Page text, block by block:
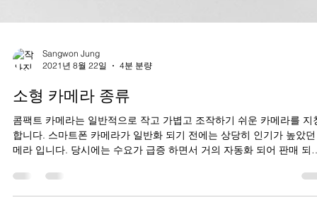
Sangwon Jung
2021년 8월 22일
4분 분량
소형 카메라 종류
콤팩트 카메라는 일반적으로 작고 가볍고 조작하기 쉬운 카메라를 지
합니다. 스마트폰 카메라가 일반화 되기 전에는 상당히 인기가 높았